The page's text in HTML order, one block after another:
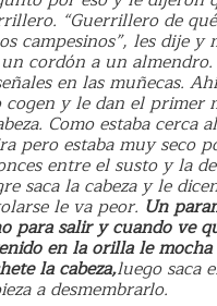
“Guerrillero de
campesinos”, les dije y
cordón a un
en las muñecas.
cogen y le dan el primer
Como estaba cerca
pero estaba muy seco
entre el susto y la
saca la cabeza y le
le va peor. Un
para salir y cuando ve
en la orilla le
la cabeza,luego saca
a desmembrarlo.